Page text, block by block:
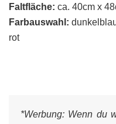
Faltfläche: ca. 40cm x
Farbauswahl:
rot
*Werbung: Wenn du